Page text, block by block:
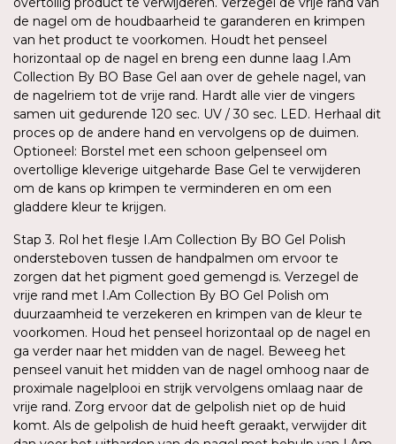
de nagel om de houdbaarheid te garanderen en krimpen
van het product te voorkomen. Houdt het penseel
horizontaal op de nagel en breng een dunne laag I.Am
Collection By BO Base Gel aan over de gehele nagel, van
de nagelriem tot de vrije rand. Hardt alle vier de vingers
samen uit gedurende 120 sec. UV / 30 sec. LED. Herhaal dit
proces op de andere hand en vervolgens op de duimen.
Optioneel: Borstel met een schoon gelpenseel om
overtollige kleverige uitgeharde Base Gel te verwijderen
om de kans op krimpen te verminderen en om een
gladdere kleur te krijgen.
Stap 3. Rol het flesje I.Am Collection By BO Gel Polish
ondersteboven tussen de handpalmen om ervoor te
zorgen dat het pigment goed gemengd is. Verzegel de
vrije rand met I.Am Collection By BO Gel Polish om
duurzaamheid te verzekeren en krimpen van de kleur te
voorkomen. Houd het penseel horizontaal op de nagel en
ga verder naar het midden van de nagel. Beweeg het
penseel vanuit het midden van de nagel omhoog naar de
proximale nagelplooi en strijk vervolgens omlaag naar de
vrije rand. Zorg ervoor dat de gelpolish niet op de huid
komt. Als de gelpolish de huid heeft geraakt, verwijder dit